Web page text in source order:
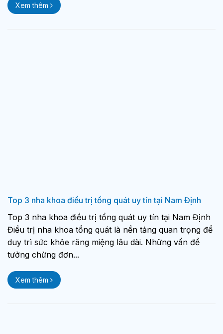
Xem thêm
Top 3 nha khoa điều trị tổng quát uy tín tại Nam Định
Top 3 nha khoa điều trị tổng quát uy tín tại Nam Định
Điều trị nha khoa tổng quát là nền tảng quan trọng để
duy trì sức khỏe răng miệng lâu dài. Những vấn đề
tưởng chừng đơn...
Xem thêm